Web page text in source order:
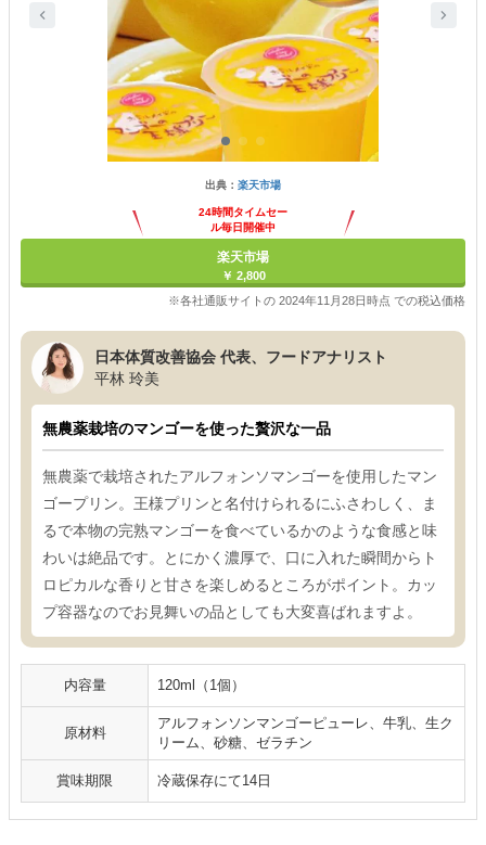
出典： 楽天市場
24時間タイムセー
ル毎日開催中
楽天市場
￥ 2,800
※各社通販サイトの 2024年11月28日時点 での税込価格
日本体質改善協会 代表、フードアナリスト
平林 玲美
無農薬栽培のマンゴーを使った贅沢な一品
無農薬で栽培されたアルフォンソマンゴーを使用したマン
ゴープリン。王様プリンと名付けられるにふさわしく、ま
るで本物の完熟マンゴーを食べているかのような食感と味
わいは絶品です。とにかく濃厚で、口に入れた瞬間からト
ロピカルな香りと甘さを楽しめるところがポイント。カッ
プ容器なのでお見舞いの品としても大変喜ばれますよ。
内容量 120ml（1個）
原材料
アルフォンソンマンゴーピューレ、牛乳、生ク
リーム、砂糖、ゼラチン
賞味期限 冷蔵保存にて14日